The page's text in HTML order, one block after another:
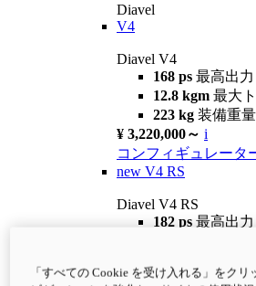
Diavel
V4
Diavel V4
168 ps 最高出力
12.8 kgm 最大
223 kg 装備重
¥ 3,220,000～ i
コンフィギュレータ
new V4 RS
Diavel V4 RS
182 ps 最高出力
¥4,400,000 i
「すべての Cookie を受け入れる」をク